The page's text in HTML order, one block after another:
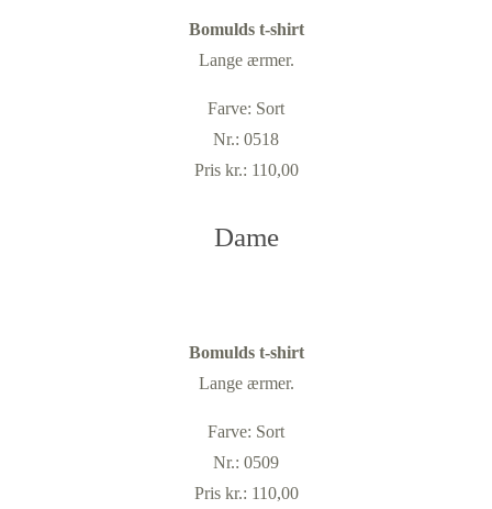
Bomulds t-shirt
Lange ærmer.
Farve: Sort
Nr.: 0518
Pris kr.: 110,00
Dame
Bomulds t-shirt
Lange ærmer.
Farve: Sort
Nr.: 0509
Pris kr.: 110,00